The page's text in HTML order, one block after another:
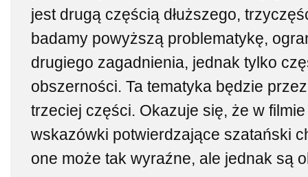
jest drugą częścią dłuższego,
badamy powyższą problematykę,
drugiego zagadnienia, jednak tylko
obszerności. Ta tematyka będzie
trzeciej części. Okazuje się, że w
wskazówki potwierdzające szatański
one może tak wyraźne, ale jednak są